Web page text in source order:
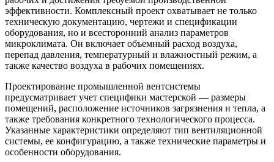
эффективности. Комплексный проект охватывает не только
техническую документацию, чертежи и спецификации
оборудования, но и всесторонний анализ параметров
микроклимата. Он включает объемный расход воздуха,
перепад давления, температурный и влажностный режим, а
также качество воздуха в рабочих помещениях.
Проектирование промышленной вентсистемы
предусматривает учет специфики мастерской — размеры
помещений, расположение источников загрязнения и тепла, а
также требования конкретного технологического процесса.
Указанные характеристики определяют тип вентиляционной
системы, ее конфигурацию, а также технические параметры и
особенности оборудования.